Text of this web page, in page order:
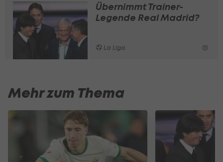
Übernimmt Trainer-
Legende Real Madrid?
La Liga
Mehr zum Thema